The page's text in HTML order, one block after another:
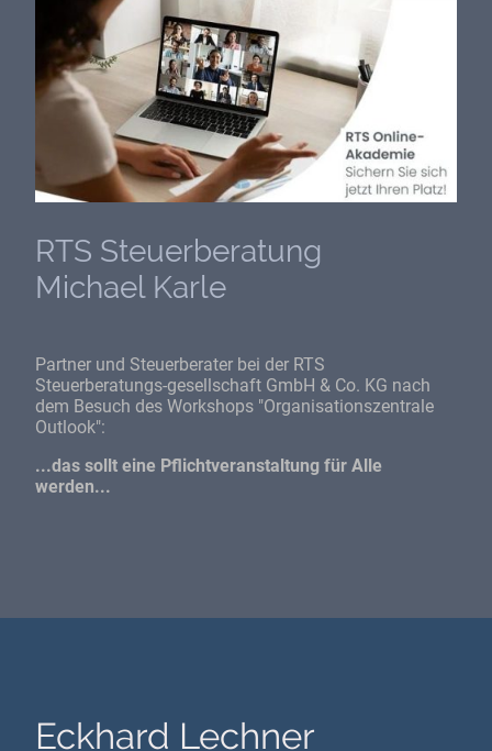
RTS Steuerberatung
Michael Karle
Partner und Steuerberater bei der RTS
Steuerberatungs-gesellschaft GmbH & Co. KG nach
dem Besuch des Workshops "Organisationszentrale
Outlook":
...das sollt eine Pflichtveranstaltung für Alle
werden...
Eckhard Lechner